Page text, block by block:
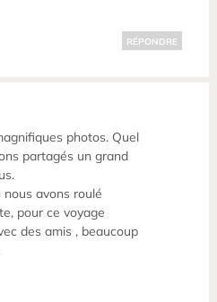
RÉPONDRE
photos. Quel
partagés un grand
avons roulé
pour ce voyage
des amis , beaucoup